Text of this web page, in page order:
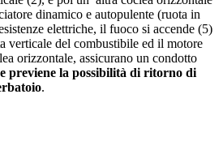
dinamico e autopulente (ruota in
elettriche, il fuoco si accende (5)
verticale del combustibile ed il motore
orizzontale, assicurano un condotto
previene la possibilità di ritorno di
.